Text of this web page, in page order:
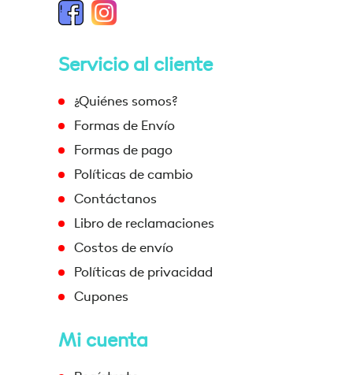
Servicio al cliente
¿Quiénes somos?
Formas de Envío
Formas de pago
Políticas de cambio
Contáctanos
Libro de reclamaciones
Costos de envío
Políticas de privacidad
Cupones
Mi cuenta